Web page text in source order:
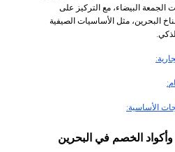
الجمعة البيضاء، مع التركيز على
البحرين، مثل الأساسيات الصيفية
الأساسية:
وأكواد الخصم في البحرين